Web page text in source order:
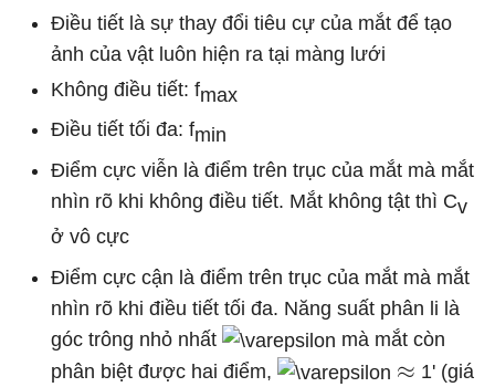
Điều tiết là sự thay đổi tiêu cự của mắt để tạo
ảnh của vật luôn hiện ra tại màng lưới
Không điều tiết: fmax
Điều tiết tối đa: fmin
Điểm cực viễn là điểm trên trục của mắt mà mắt
nhìn rõ khi không điều tiết. Mắt không tật thì Cv
ở vô cực
Điểm cực cận là điểm trên trục của mắt mà mắt
nhìn rõ khi điều tiết tối đa. Năng suất phân li là
góc trông nhỏ nhất
mà mắt còn
phân biệt được hai điểm,
1' (giá